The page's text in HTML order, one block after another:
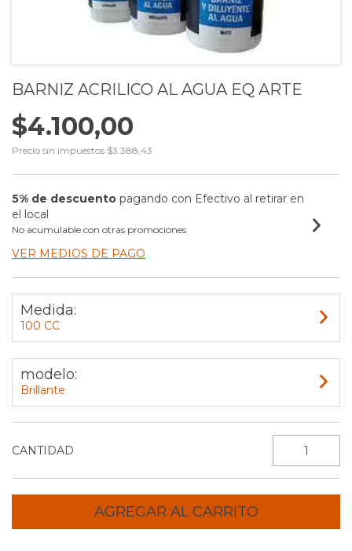
BARNIZ ACRILICO AL AGUA EQ ARTE
$4.100,00
Precio sin impuestos $3.388,43
5% de descuento pagando con Efectivo al retirar en
el local
No acumulable con otras promociones
VER MEDIOS DE PAGO
Medida:
100 CC
modelo:
Brillante
CANTIDAD